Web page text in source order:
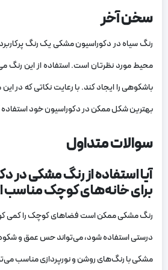
سخن آخر
رنگ سیاه در دکوراسیون مشکی یک رنگ
محیط مورد نظرتان است. استفاده از این رنگ
باشکوهی را ایجاد کند. با رعایت نکاتی که در
بهترین شکل ممکن در دکوراسیون خود استفاده
سوالات متداول
آیا استفاده از رنگ مشکی در
برای خانه‌های کوچک
رنگ مشکی ممکن است فضاهای کوچک را کمی
درستی استفاده شود، می‌تواند حس عمق و
مشکی با رنگ‌های روشن و نورپردازی مناسب